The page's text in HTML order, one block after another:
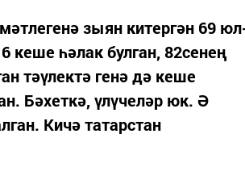
зыян китергән 69
кеше һәлак булган, 82сенең
тәүлектә генә дә кеше
Бәхеткә, үлүчеләр юк. Ә
Кичә татарстан